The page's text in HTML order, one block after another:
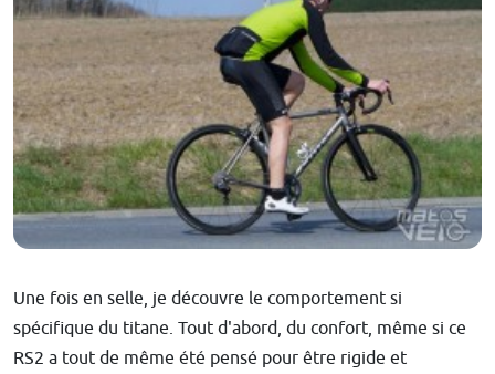
Une fois en selle, je découvre le comportement si
spécifique du titane. Tout d'abord, du confort, même si ce
RS2 a tout de même été pensé pour être rigide et